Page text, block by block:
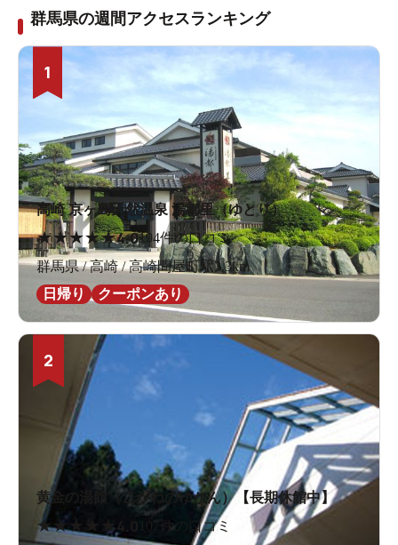
群馬県の週間アクセスランキング
1
高崎 京ヶ島天然温泉 湯都里（ゆとり）
★★★★★4.0194件の口コミ
群馬県 / 高崎 / 高崎問屋町駅3.3km
日帰り
クーポンあり
2
黄金の湯館（こがねのゆかん）【長期休館中】
★★★ ★ ★4.0
107件の口コミ